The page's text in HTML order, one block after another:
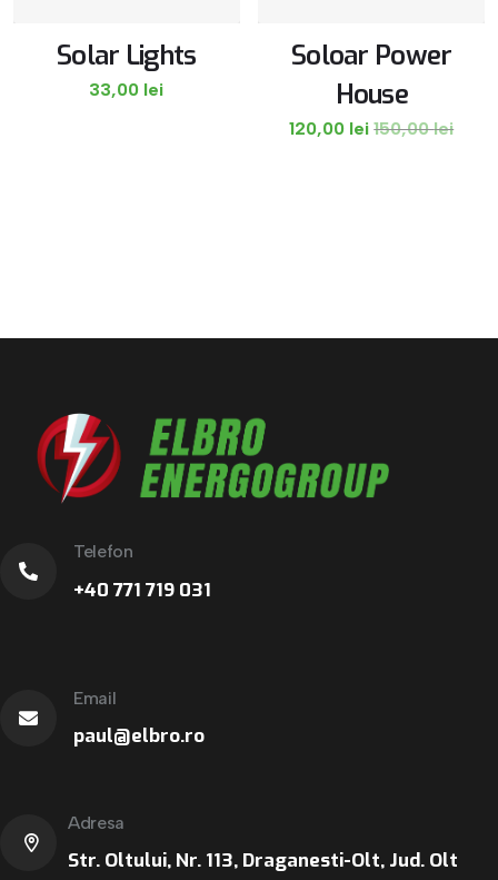
Solar Lights
33,00 lei
Soloar Power
House
120,00 lei 150,00lei
Telefon
+40 771 719 031
Email
paul@elbro.ro
Adresa
Str. Oltului, Nr. 113, Draganesti-Olt, Jud. Olt